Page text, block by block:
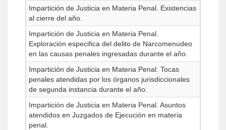
Impartición de Justicia en Materia Penal. Existencias
al cierre del año.
Impartición de Justicia en Materia Penal.
Exploración especifica del delito de Narcomenudeo
en las causas penales ingresadas durante el año.
Impartición de Justicia en Materia Penal. Tocas
penales atendidas por los órganos jurisdiccionales
de segunda instancia durante el año.
Impartición de Justicia en Materia Penal. Asuntos
atendidos en Juzgados de Ejecución en materia
penal.